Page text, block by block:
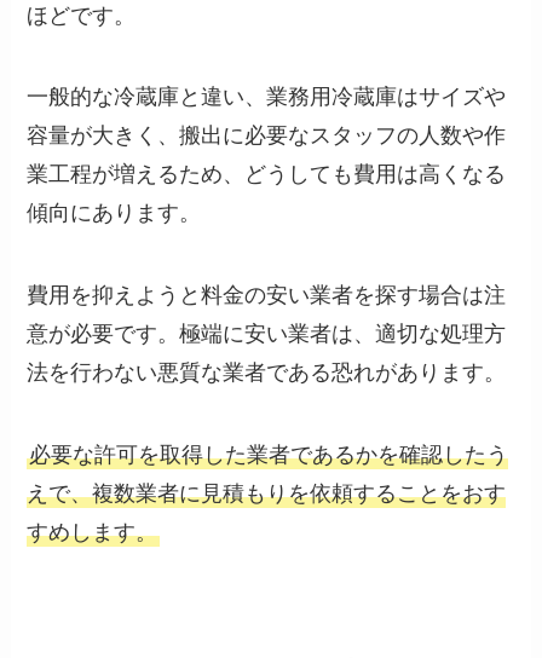
ほどです。
一般的な冷蔵庫と違い、業務用冷蔵庫はサイズや
容量が大きく、搬出に必要なスタッフの人数や作
業工程が増えるため、どうしても費用は高くなる
傾向にあります。
費用を抑えようと料金の安い業者を探す場合は注
意が必要です。極端に安い業者は、適切な処理方
法を行わない悪質な業者である恐れがあります。
必要な許可を取得した業者であるかを確認したう
えで、複数業者に見積もりを依頼することをおす
すめします。